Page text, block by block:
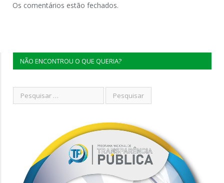
Os comentários estão fechados.
NÃO ENCONTROU O QUE QUERIA?